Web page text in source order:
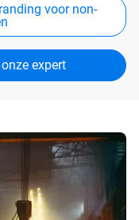
voor non-
expert